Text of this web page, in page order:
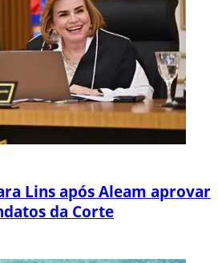
Lins após Aleam aprovar
da Corte